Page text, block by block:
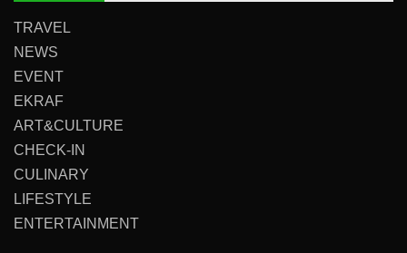
TRAVEL
NEWS
EVENT
EKRAF
ART&CULTURE
CHECK-IN
CULINARY
LIFESTYLE
ENTERTAINMENT